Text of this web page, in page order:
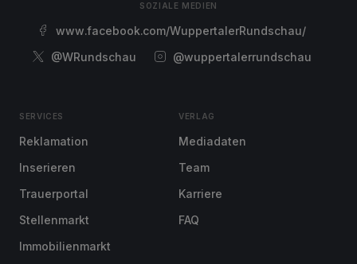
SOZIALE MEDIEN
www.facebook.com/WuppertalerRundschau/
@WRundschau
@wuppertalerrundschau
SERVICES
Reklamation
Inserieren
Trauerportal
Stellenmarkt
Immobilienmarkt
VERLAG
Mediadaten
Team
Karriere
FAQ